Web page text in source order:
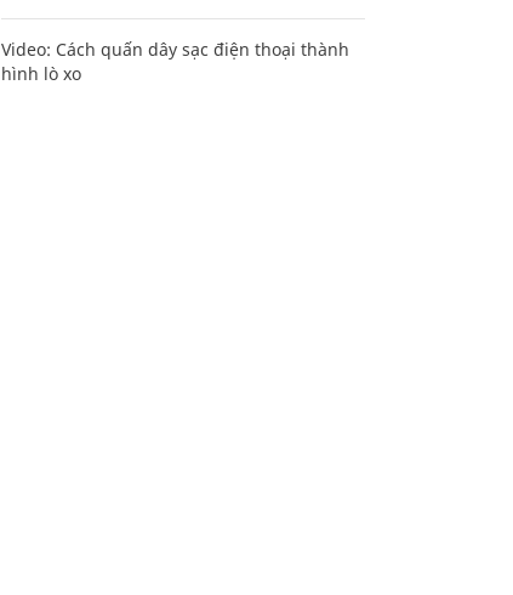
Video: Cách quấn dây sạc điện thoại thành
hình lò xo